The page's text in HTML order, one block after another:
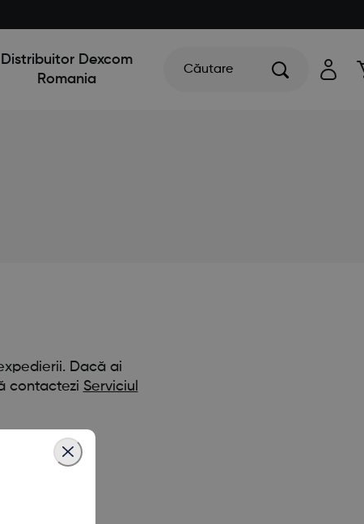
Distribuitor Dexcom
Romania
Căutare
Dacă ai
contactezi Serviciul